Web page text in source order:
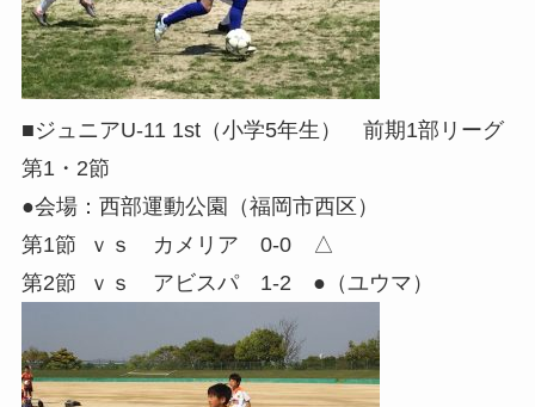
■ジュニアU-11 1st（小学5年生） 前期1部リーグ
第1・2節
●会場：西部運動公園（福岡市西区）
第1節 ｖｓ カメリア 0-0 △
第2節 ｖｓ アビスパ 1-2 ●（ユウマ）